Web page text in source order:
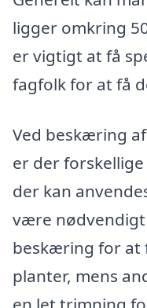
ligger omkring
er vigtigt at få
fagfolk for at få
Ved beskæring
er der
der kan
være
beskæring for at
planter, mens